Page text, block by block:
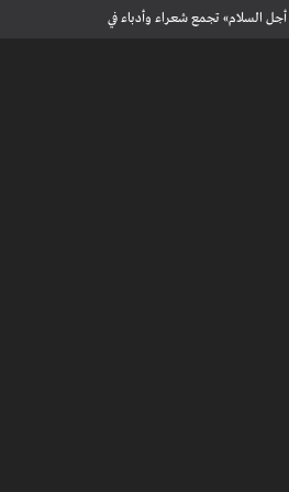
السلام» تجمع شعراء وأدباء في